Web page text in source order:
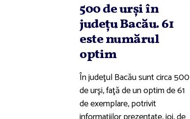
500 de urşi în
judeţu Bacău. 61
este numărul
optim
În judeţul Bacău sunt circa 500
de urşi, faţă de un optim de 61
de exemplare, potrivit